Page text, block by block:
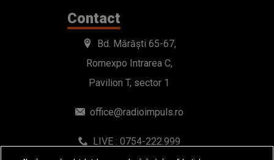
Contact
Bd. Mărăști 65-67,
Romexpo Intrarea C,
Pavilion T, sector 1
office@radioimpuls.ro
LIVE : 0754-222.999